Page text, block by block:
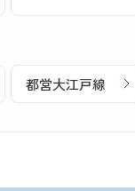
都営大江戸線